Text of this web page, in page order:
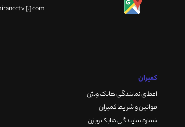
[.] com
کمیران
اعطای نمایندگی هایک ویژن
قوانین و شرایط کمیران
شماره نمایندگی هایک ویژن